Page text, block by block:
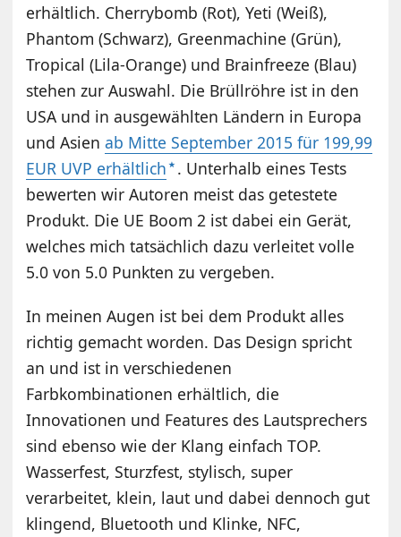
erhältlich. Cherrybomb (Rot), Yeti (Weiß),
Phantom (Schwarz), Greenmachine (Grün),
Tropical (Lila-Orange) und Brainfreeze (Blau)
stehen zur Auswahl. Die Brüllröhre ist in den
USA und in ausgewählten Ländern in Europa
und Asienab Mitte September 2015 für 199,99
EUR UVP erhältlich . Unterhalb eines Tests
bewerten wir Autoren meist das getestete
Produkt. Die UE Boom 2 ist dabei ein Gerät,
welches mich tatsächlich dazu verleitet volle
5.0 von 5.0 Punkten zu vergeben.
In meinen Augen ist bei dem Produkt alles
richtig gemacht worden. Das Design spricht
an und ist in verschiedenen
Farbkombinationen erhältlich, die
Innovationen und Features des Lautsprechers
sind ebenso wie der Klang einfach TOP.
Wasserfest, Sturzfest, stylisch, super
verarbeitet, klein, laut und dabei dennoch gut
klingend, Bluetooth und Klinke, NFC,